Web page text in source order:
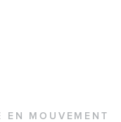
EN MOUVEMENT